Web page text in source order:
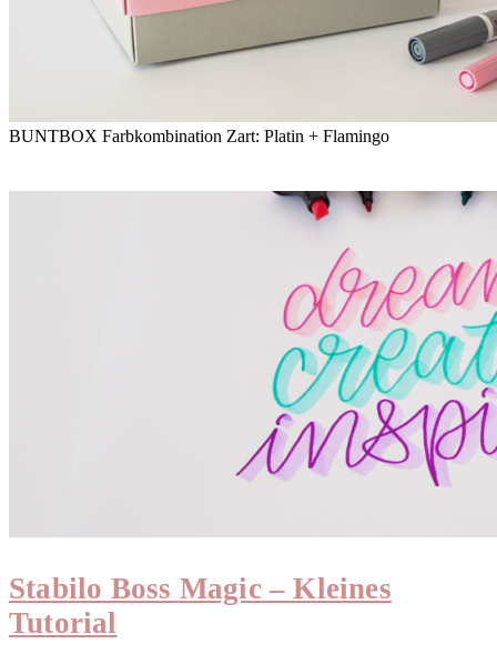
BUNTBOX Farbkombination Zart: Platin + Flamingo
Stabilo Boss Magic – Kleines
Tutorial